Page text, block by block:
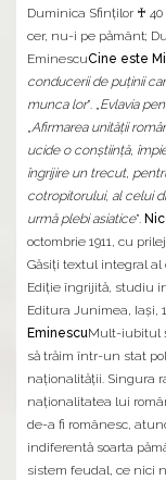
Duminica Sfinţilor ♰
cer, nu-i pe pământ;
EminescuCine este
conducerii de puţinii
munca lor”. „Evlavia
„Afirmarea unităţii
ucide o conştiinţă,
îngrijire un trecut,
cotropitorului, al celui
urmă plebi asiatice”.
octombrie 1911, cu
Găsiţi textul integral al
Ediţie îngrijită, studiu
Editura Junimea, Iaşi,
EminescuMult-iubitul
să trăim într-un stat
naţionalităţii. Singura
naţionalitatea lui
de-a fi românesc,
indiferentă soarta
sistem feudal, ce nici